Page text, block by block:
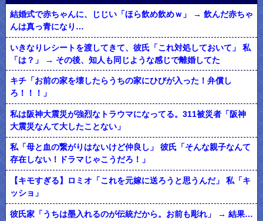
結婚式で赤ちゃんに、じじい「ほら飲め飲めｗ」 → 飲んだ赤ちゃ
んは真っ青になり…
いきなりレシートを渡してきて、彼氏「これ対処しておいて」 私
「は？」 → その後、知人も同じような感じで離婚してた
キチ「お前の家を壊したらうちの家にひびが入った！弁償し
ろ！！！」
私は阪神大震災が強烈なトラウマになってる。311被災者「阪神
大震災なんて大したことない」
私「母と血の繋がりはないけど仲良し」 彼氏「そんな親子なんて
存在しない！ドラマじゃこうだろ！」
【キモすぎる】ロミオ「これを元嫁に送ろうと思うんだ」 私「キ
ッショ」
彼氏家「うちは墨入れるのが伝統だから。お前も彫れ」 → 結果…